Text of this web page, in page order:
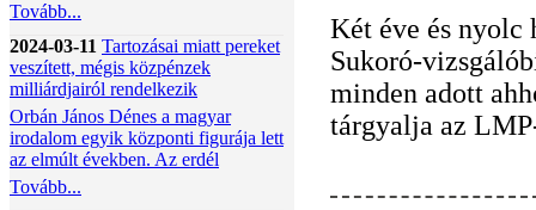
Tovább...
2024-03-11 Tartozásai miatt pereket
veszített, mégis közpénzek
milliárdjairól rendelkezik
Orbán János Dénes a magyar
irodalom egyik központi figurája lett
az elmúlt években. Az erdél
Tovább...
Két éve és nyolc
Sukoró-
minden adott
tárgyalja az